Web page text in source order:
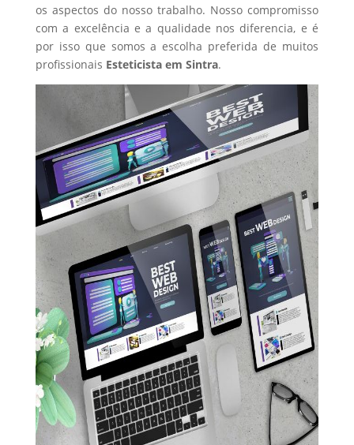
os aspectos do nosso trabalho. Nosso compromisso
com a excelência e a qualidade nos diferencia, e é
por isso que somos a escolha preferida de muitos
profissionais Esteticistaem Sintra.